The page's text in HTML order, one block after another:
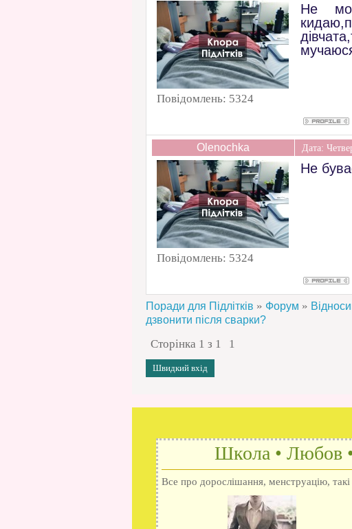
Повідомлень: 5324
Не
Olenochka Дата:
Повідомлень: 5324
Не
Поради для Підлітків » Форум »
дзвонити після сварки?
Сторінка 1 з 1
1
Школа • Любов •
Все про дорослішання, менструацію, такі